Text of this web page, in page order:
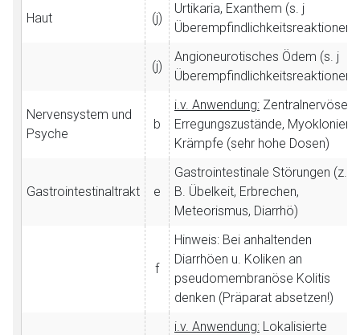
Haut (j)
Urtikaria, Exanthem (s. j
Überempfindlichkeitsreaktionen)
(j)
Angioneurotisches Ödem (s. j
Überempfindlichkeitsreaktionen)
Nervensystem und
Psyche
b
i.v. Anwendung: Zentralnervöse
Erregungszustände, Myoklonien,
Krämpfe (sehr hohe Dosen)
Gastrointestinaltrakt e
Gastrointestinale Störungen (z.
B. Übelkeit, Erbrechen,
Meteorismus, Diarrhö)
f
Hinweis: Bei anhaltenden
Diarrhöen u. Koliken an
pseudomembranöse Kolitis
denken (Präparat absetzen!)
i.v. Anwendung: Lokalisierte